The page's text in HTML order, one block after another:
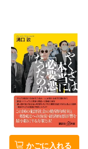
かごに入れる